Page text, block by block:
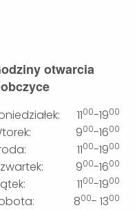
otwarcia
1100-1900
900-1600
1100-1900
900-1600
1100-1900
800- 1300